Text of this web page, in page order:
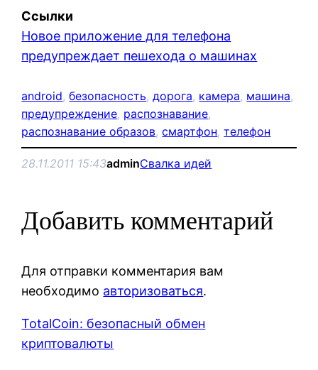
Ссылки
Новое приложение для телефона
предупреждает пешехода о машинах
android, безопасность, дорога, камера, машина
предупреждение, распознавание
распознавание образов, смартфон, телефон
28.11.2011 15:43adminСвалка идей
Добавить комментарий
Для отправки комментария вам
необходимо авторизоваться.
TotalCoin: безопасный обмен
криптовалюты